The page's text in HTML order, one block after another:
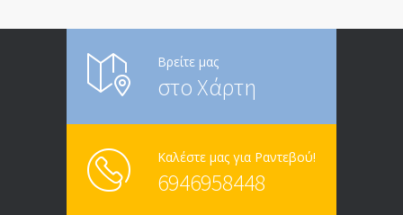
Βρείτε μας
στο Χάρτη
Καλέστε μας για Ραντεβού!
6946958448